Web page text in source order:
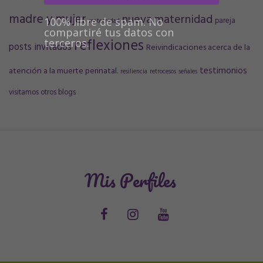
madre y mujer maternidad nueva maternidad pareja
posts invitadosreflexiones Reivindicaciones acerca de la
atención a la muerte perinatal. resiliencia retrocesos señales testimonios
visitamos otros blogs
Mis Perfiles
100% libre de spam. No
compartiré tus datos con
terceros.